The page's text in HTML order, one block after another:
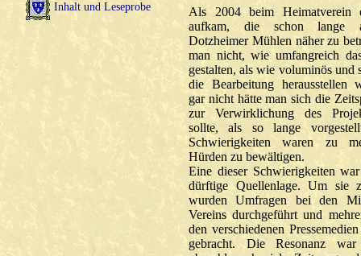
Inhalt und Leseprobe
Als 2004 beim Heimatverein
aufkam, die schon lange
Dotzheimer Mühlen näher zu
man nicht, wie umfangreich
gestalten, als wie voluminös und
die Bearbeitung herausstellen
gar nicht hätte man sich die
zur Verwirklichung des
sollte, als so lange
Schwierigkeiten waren zu
Hürden zu bewältigen.
Eine dieser Schwierigkeiten
dürftige Quellenlage. Um sie
wurden Umfragen bei den
Vereins durchgeführt und
den verschiedenen
gebracht. Die Resonanz war